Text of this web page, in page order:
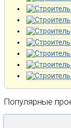
Популярные